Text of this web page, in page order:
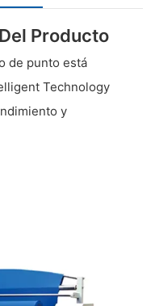
Producto
de punto está
Technology
y